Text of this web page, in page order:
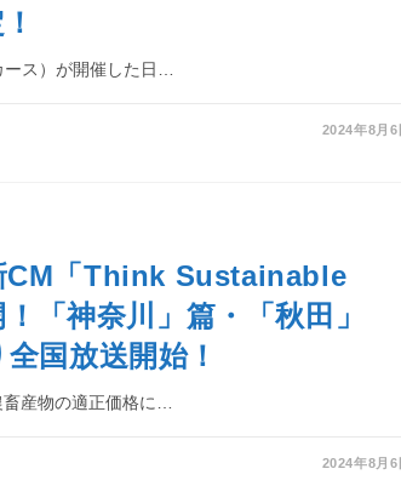
ス）が開催した日…
2024年8月6
CM「Think Sustainable
「神奈川」篇・「秋田」
国放送開始！
産物の適正価格に…
2024年8月6